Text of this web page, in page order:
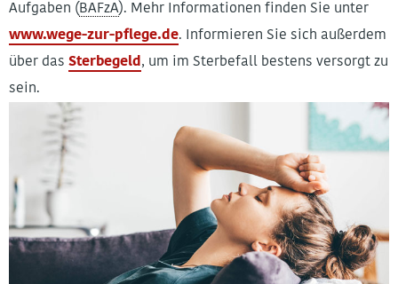
Aufgaben (BAFzA). Mehr Informationen finden Sie unter
www.wege-zur-pflege.de. Informieren Sie sich außerdem
über das Sterbegeld , um im Sterbefall bestens versorgt zu
sein.